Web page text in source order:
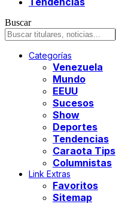
Buscar
Categorías
Venezuela
Mundo
EEUU
Sucesos
Show
Deportes
Tendencias
Caraota Tips
Columnistas
Link Extras
Favoritos
Sitemap